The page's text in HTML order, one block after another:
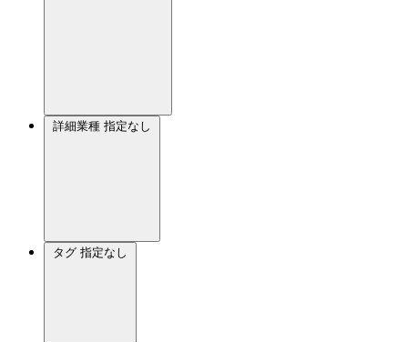
詳細業種 指定なし
タグ 指定なし